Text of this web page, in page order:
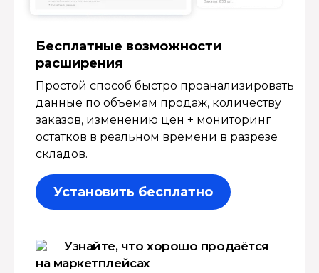
Бесплатные возмож­ности
расширения
Простой способ быстро проанализировать
данные по объемам продаж, количеству
заказов, изменению цен + мониторинг
остатков в реальном времени в разрезе
складов.
Установить бесплатно
Узнайте, что хорошо продаётся
на маркетплейсах